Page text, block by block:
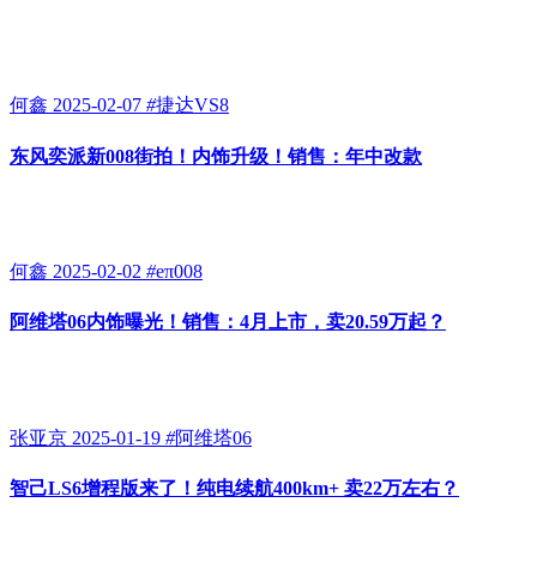
何鑫 2025-02-07 #捷达VS8
东风奕派新008街拍！内饰升级！销售：年中改款
何鑫 2025-02-02 #eπ008
阿维塔06内饰曝光！销售：4月上市，卖20.59万起？
张亚京 2025-01-19 #阿维塔06
智己LS6增程版来了！纯电续航400km+ 卖22万左右？